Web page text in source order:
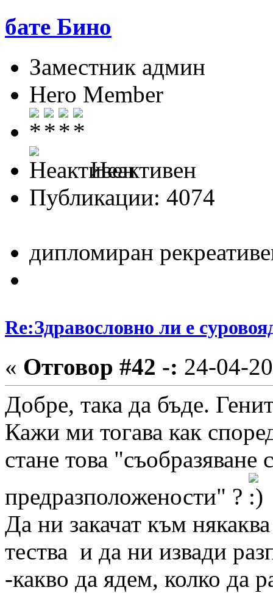
бате Бино
Заместник админ
Hero Member
Неактивен
Публикации: 4074
дипломиран
Re:Здравословно ли е
« Отговор #42 -: 24-04-
Добре, така да бъде.
Кажи ми тогава как
стане това "съобразяване
предразположености" ?
Да ни закачат към
тества и да ни извади
-какво да ядем, колко да